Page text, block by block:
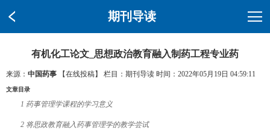
期刊导读
有机化工论文_思想政治教育融入制药工程专业药
来源： 中国药事 【在线投稿】 栏目： 期刊导读 时间：2022年05月19日 04:59:11
文章目录
1 药事管理学课程的学习意义
2 将思政教育融入药事管理学的教学尝试